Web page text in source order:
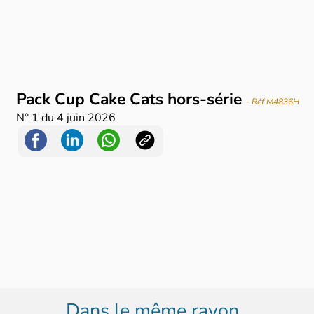
Pack Cup Cake Cats hors-série - Réf M4836H
N° 1 du4 juin 2026